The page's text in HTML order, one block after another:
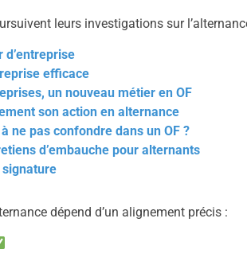
leurs investigations sur
d’entreprise
efficace
un nouveau métier en OF
son action en alternance
ne pas confondre dans un OF ?
d’embauche pour alternants
dépend d’un alignement précis :